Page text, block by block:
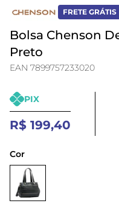
FRETE GRÁTIS
Bolsa Chenson
Preto
EAN 7899757233020
PIX
R$ 199,40
Cor